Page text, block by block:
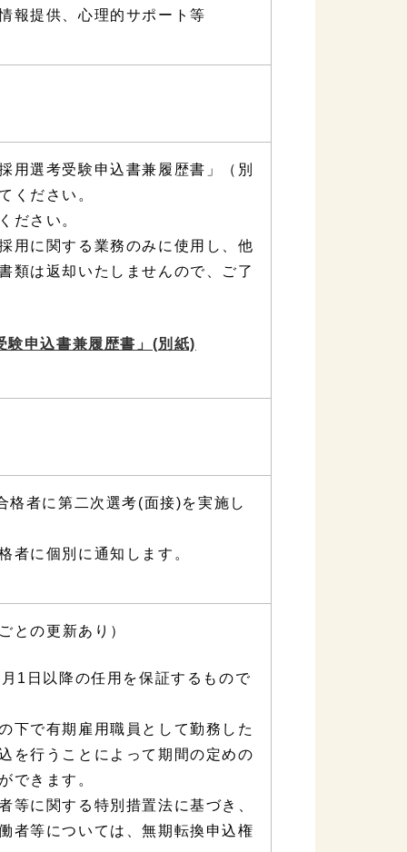
報提供、心理的サポート等
用選考受験申込書兼履歴書」（別
ください。
ださい。
用に関する業務のみに使用し、他
類は返却いたしませんので、ご了
験申込書兼履歴書」(別紙)
格者に第二次選考(面接)を実施し
者に個別に通知します。
との更新あり）
1日以降の任用を保証するもので
下で有期雇用職員として勤務した
を行うことによって期間の定めの
できます。
に関する特別措置法に基づき、
者等については、無期転換申込権